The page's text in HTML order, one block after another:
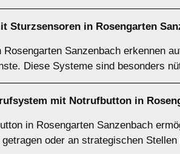
Sturzsensoren in Rosengarten
Sanzenbach erkennen
Diese Systeme sind besonders
mit Notrufbutton in
in Rosengarten Sanzenbach
oder an strategischen